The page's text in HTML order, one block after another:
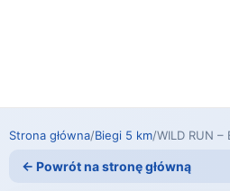
Strona główna/Biegi 5 km/WILD RUN –
← Powrót na stronę główną